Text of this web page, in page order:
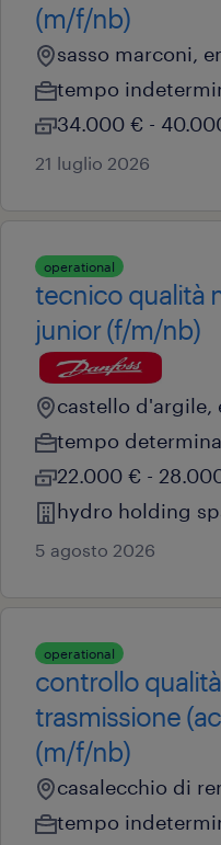
(m/f/nb)
sasso marconi,
tempo
34.000 € -
21 luglio 2026
operational
tecnico qualità
junior (f/m/nb)
castello d'argile,
tempo
22.000 € -
hydro holding
5 agosto 2026
operational
controllo
trasmissione
(m/f/nb)
casalecchio di
tempo